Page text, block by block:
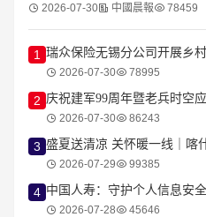
2026-07-30 中國晨報 78459
1 瑞众保险无锡分公司开展乡
2026-07-30 78995
2
2026-07-30 86243
3
2026-07-29 99385
4 中国人寿：守护个人信息安
2026-07-28 45646